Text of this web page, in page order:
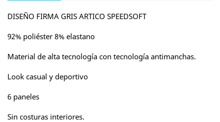
DISEÑO FIRMA GRIS ARTICO SPEEDSOFT
92% poliéster 8% elastano
Material de alta tecnología con tecnología antimanchas.
Look casual y deportivo
6 paneles
Sin costuras interiores.